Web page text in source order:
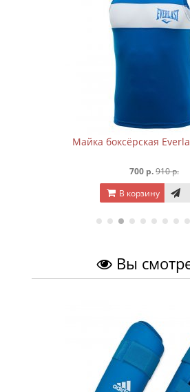
Майка боксёрская
700 р.910 р.
В корзину
Вы